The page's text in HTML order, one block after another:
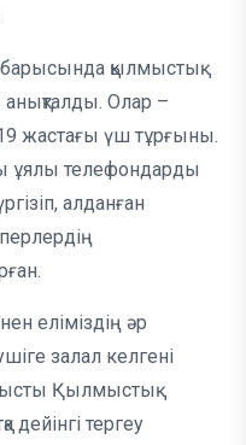
қылмыстық
Олар –
жастағы үш тұрғыны.
ұялы телефондарды
алданған
еліміздің әр
залал келгені
Қылмыстық
дейінгі тергеу